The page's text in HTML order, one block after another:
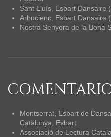
Sant Lluís, Esbart Dansaire
Arbucienc, Esbart Dansaire
Nostra Senyora de la Bona
Montserrat, Esbart de
Catalunya, Esbart
Associació de Lectura